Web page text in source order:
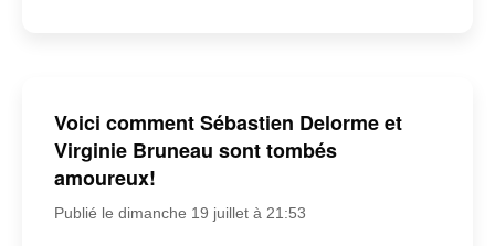
Voici comment Sébastien Delorme et
Virginie Bruneau sont tombés
amoureux!
Publié le dimanche 19 juillet à 21:53